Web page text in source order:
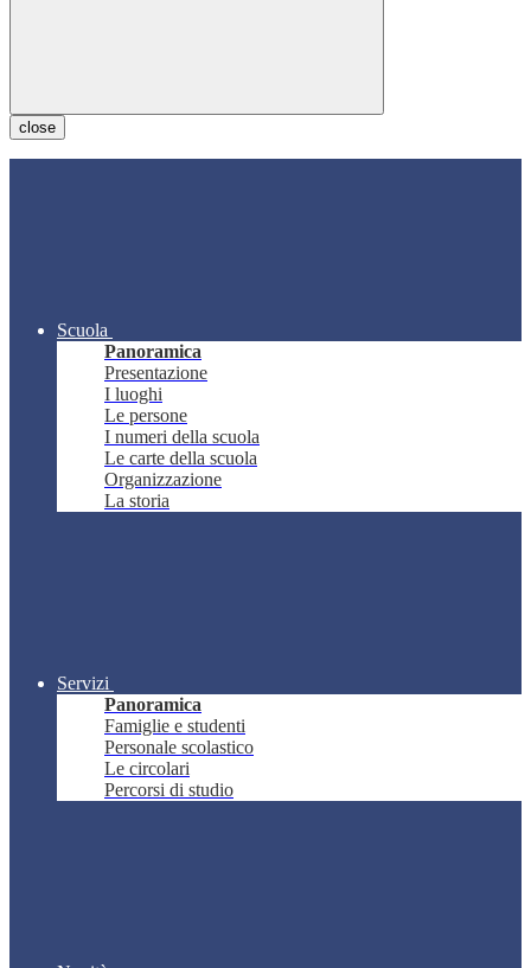
close
Scuola
Panoramica
Presentazione
I luoghi
Le persone
I numeri della scuola
Le carte della scuola
Organizzazione
La storia
Servizi
Panoramica
Famiglie e studenti
Personale scolastico
Le circolari
Percorsi di studio